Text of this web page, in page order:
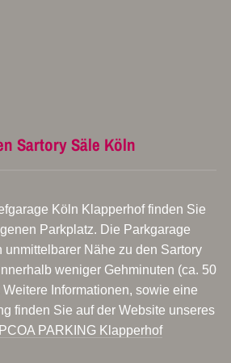
Sartory Säle Köln
Köln Klapperhof finden Sie
Parkplatz. Die Parkgarage
unmittelbarer Nähe zu den Sartory
weniger Gehminuten (ca. 50
Weitere Informationen, sowie eine
finden Sie auf der Website unseres
PARKING Klapperhof